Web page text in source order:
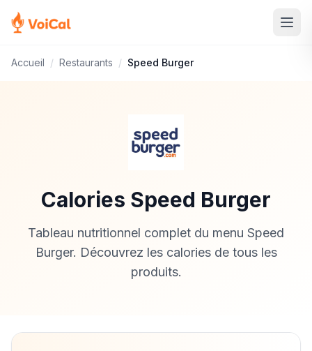
Accueil / Restaurants / Speed Burger
Calories Speed Burger
Tableau nutritionnel complet du menu Speed
Burger. Découvrez les calories de tous les
produits.